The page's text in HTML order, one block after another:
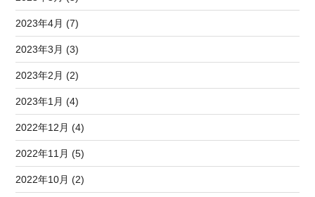
2023年4月 (7)
2023年3月 (3)
2023年2月 (2)
2023年1月 (4)
2022年12月 (4)
2022年11月 (5)
2022年10月 (2)